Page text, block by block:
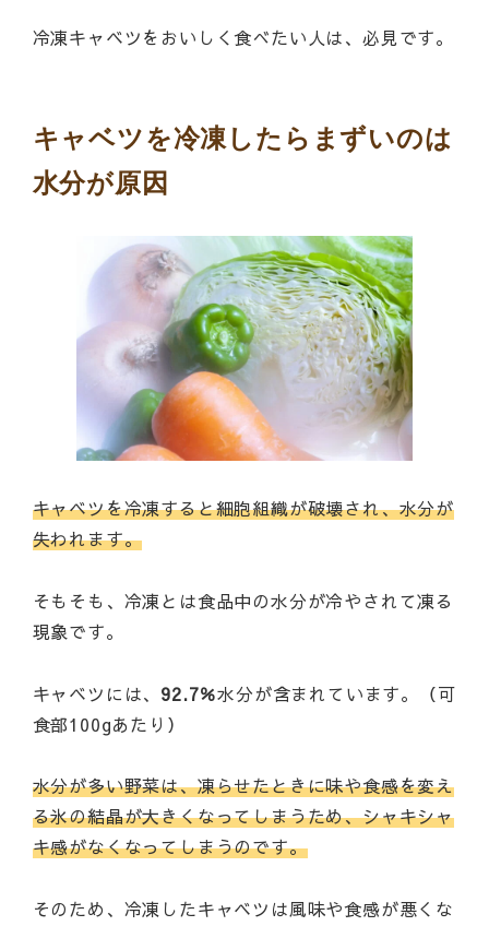
冷凍キャベツをおいしく食べたい人は、必見です。
キャベツを冷凍したらまずいのは
水分が原因
キャベツを冷凍すると細胞組織が破壊され、水分が
失われます。
そもそも、冷凍とは食品中の水分が冷やされて凍る
現象です。
キャベツには、 92.7％水分が含まれています。（可
食部100gあたり）
水分が多い野菜は、凍らせたときに味や食感を変え
る氷の結晶が大きくなってしまうため、シャキシャ
キ感がなくなってしまうのです。
そのため、冷凍したキャベツは風味や食感が悪くな